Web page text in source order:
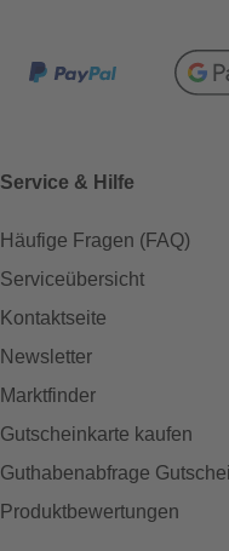
Service & Hilfe
Häufige Fragen (FAQ)
Serviceübersicht
Kontaktseite
Newsletter
Marktfinder
Gutscheinkarte kaufen
Guthabenabfrage
Produktbewertungen